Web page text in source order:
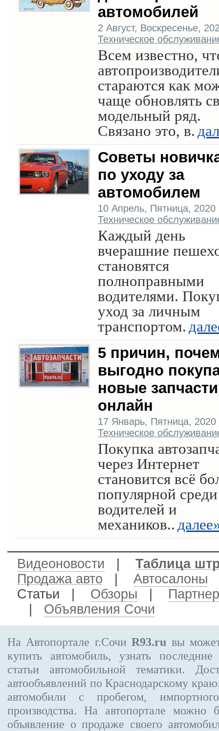
автомобилей
2 Август, Воскресенье,
Техническое
Всем известно,
стараются как
чаще обновлять
модельный ряд.
Связано это, в.
Советы
по уходу за
автомобилем
10 Апрель, Пятница, 2020
Техническое
Каждый день
вчерашние
становятся
полноправными
водителями.
уход за личным
транспортом.
5 причин,
выгодно
новые запчасти
онлайн
17 Январь, Пятница, 2020
Техническое
Покупка
через Интернет
становится всё
популярной среди
водителей и
механиков..
Видеоновости
Таблица
Продажа авто
Автосалоны
Статьи | Обзоры
Объявления Сочи
На Автопортале г.СочиR93.ru вы
купить автомобиль, узнать
статьи автомобильной тематики.
автообъявлений по Краснодарскому
автомобили с пробегом,
производства. На автопортале можно
объявление о продаже своего